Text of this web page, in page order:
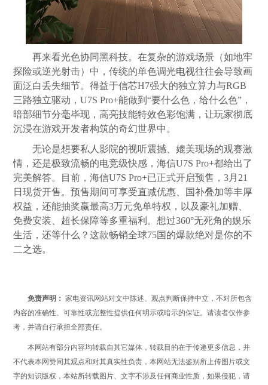
再来看光色协同黑科技。在复杂的游戏场景（如地牢
探险或逆光射击）中，传统的单色调光电视往往会导致画
面泛白丢失细节。得益于信芯H7强大的独立算力与RGB
三路独立驱动，U7S Pro+能做到“要什么色，给什么色”，
暗部细节分毫毕现，高亮技能特效色彩饱满，让玩家彻底
沉浸在游戏开发者构筑的奇幻世界中。
无论是想要私人影院的视听震撼、媲美现场的观赛激
情，还是极致流畅的电竞级快感，海信U7S Pro+都给出了
完美解答。目前，海信U7S Pro+已正式开启预售，3月21
日现货开售。预售期间可享受直减优惠、国补叠加等丰厚
权益，还能抽奖赢最高3万元免单特权，以及豪礼加赠、
免费安装、超长保障等多重福利。想过360°无死角的娱乐
生活，还等什么？这款畅销全球75国的爆款绝对是你的不
二之选。
免责声明： 家电资讯网站对文中陈述、观点判断保持中立，不对所包含
内容的准确性、可靠性或完整性提供任何明示或暗示的保证。请读者仅作参
考，并请自行承担全部责任。
本网站有部分内容均转载自其它媒体，转载目的在于传递更多信息，并
不代表本网赞同其观点和对其真实性负责，本网站无法鉴别所上传图片或文
字的知识版权，本站所转载图片、文字不涉及任何商业性质，如果侵犯，请